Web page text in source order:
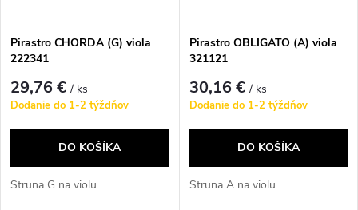
Pirastro CHORDA (G) viola
222341
29,76 €/ ks
Dodanie do 1-2 týždňov
DO KOŠÍKA
Struna G na violu
Pirastro OBLIGATO (A) viola
321121
30,16 €/ ks
Dodanie do 1-2 týždňov
DO KOŠÍKA
Struna A na violu